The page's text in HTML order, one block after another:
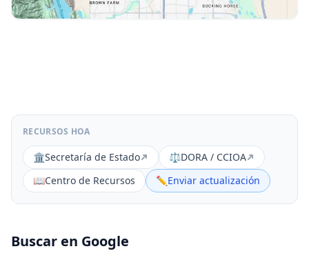
RECURSOS HOA
🏛️Secretaría de Estado ⚖️DORA / CCIOA
📖Centro de Recursos ✏️Enviar actualización
Buscar en Google